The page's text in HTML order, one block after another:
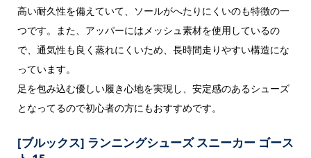
高い耐久性を備えていて、ソールがへたりにくいのも特徴の一
つです。また、アッパーにはメッシュ素材を使用しているの
で、通気性も良く蒸れにくいため、長時間走りやすい構造にな
っています。
足を包み込む優しい履き心地を実現し、安定感のあるシューズ
となってるので初心者の方にもおすすめです。
[ブルックス] ランニングシューズ スニーカー ゴース